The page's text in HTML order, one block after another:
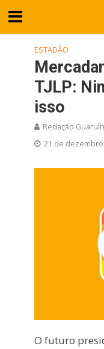
ESTADÃO
TJLP:
isso
Redação
21 de dezembro
O futuro